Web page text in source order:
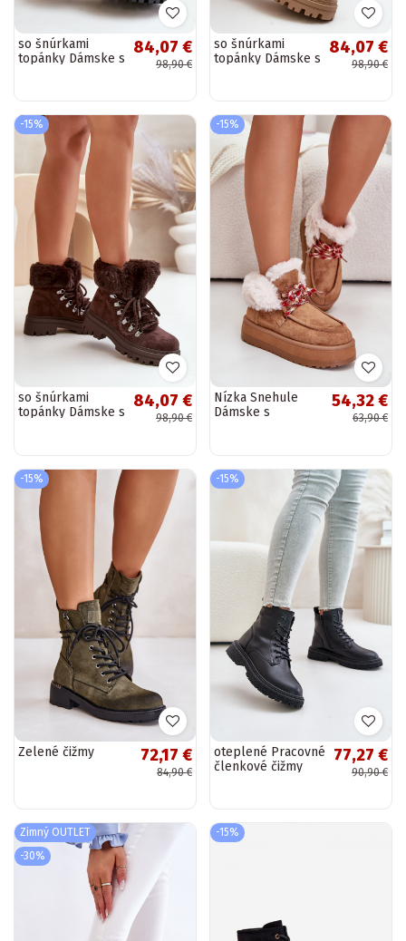
so šnúrkami
topánky Dámske s
84,07 €
98,90 €
so šnúrkami
topánky Dámske s
84,07 €
98,90 €
-15%
so šnúrkami
topánky Dámske s
84,07 €
98,90 €
-15%
Nízka Snehule
Dámske s
54,32 €
63,90 €
-15%
Zelené čižmy 72,17 €
84,90 €
-15%
oteplené Pracovné
členkové čižmy
77,27 €
90,90 €
Zimný OUTLET
-30%
-15%